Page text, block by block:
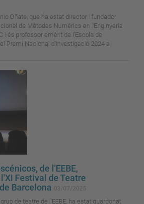
Oñate, que ha estat director i fundador
de Mètodes Numèrics en l'Enginyeria
i és professor emèrit de l’Escola de
Premi Nacional d'Investigació 2024 a
de l'EEBE,
Festival de Teatre
Barcelona
de teatre de l'EEBE, ha estat guardonat